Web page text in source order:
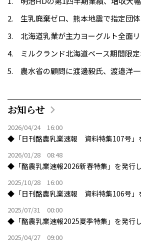
生乳廃棄ゼロ、熊本地震で指定団
北海道乳業が主力ヨーグルト全面
ミルクランド北海道ベース期間限
農水省の顧問に渡邊毅氏、渡邉洋
お知らせ
2026/04/24 16:00
◆「日刊酪農乳業速報 資料特集107号」
2026/01/28 08:48
◆「酪農乳業速報2026新春特集」を発行
2025/10/28 16:00
◆「日刊酪農乳業速報 資料特集106号」
2025/07/31 00:00
◆「酪農乳業速報2025夏季特集」を発行
2025/04/27 09:00